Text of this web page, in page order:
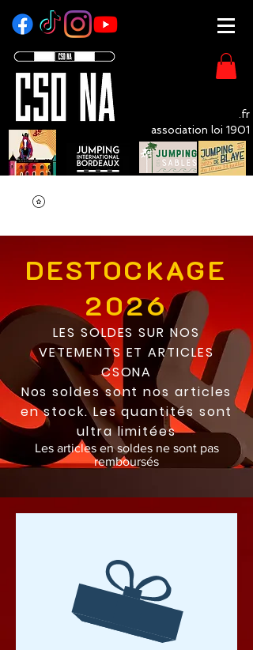
.fr
association loi 1901
LivOrganisation Compétition Equestre
DESTOCKAGE
2026
LES SOLDES SUR NOS
VETEMENTS ET ARTICLES
CSONA
Nos soldes sont nos articles
en stock. Les quantités sont
ultra limitées
Les articles en soldes ne sont pas
remboursés